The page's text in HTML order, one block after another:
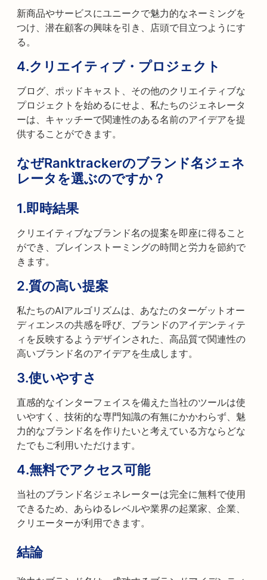
新商品やサービスにユニークで魅力的なネーミングを
つけ、潜在顧客の興味を引き、店頭で目立つようにす
る。
4.クリエイティブ・プロジェクト
ブログ、ポッドキャスト、その他のクリエイティブな
プロジェクトを始めるにせよ、私たちのジェネレータ
ーは、キャッチーで関連性のある名前のアイデアを提
供することができます。
なぜRanktrackerのブランド名ジェネ
レータを選ぶのですか？
1.即時結果
クリエイティブなブランド名の提案を即座に得ること
ができ、ブレインストーミングの時間と労力を節約で
きます。
2.質の高い提案
私たちのAIアルゴリズムは、あなたのターゲットオー
ディエンスの共感を呼び、ブランドのアイデンティテ
ィを反映するようデザインされた、高品質で関連性の
高いブランド名のアイデアを生成します。
3.使いやすさ
直感的なインターフェイスを備えた当社のツールは使
いやすく、技術的な専門知識の有無にかかわらず、魅
力的なブランド名を作りたいと考えている方ならどな
たでもご利用いただけます。
4.無料でアクセス可能
当社のブランド名ジェネレーターは完全に無料で使用
できるため、あらゆるレベルや業界の起業家、企業、
クリエーターが利用できます。
結論